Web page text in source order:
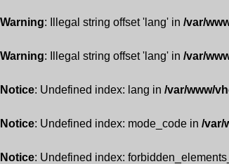
Warning: Illegal string offset 'lang' in /var/
Warning: Illegal string offset 'lang' in /var/
Notice: Undefined index: lang in /var/www/
Notice: Undefined index: mode_code in /var/
Notice: Undefined index: